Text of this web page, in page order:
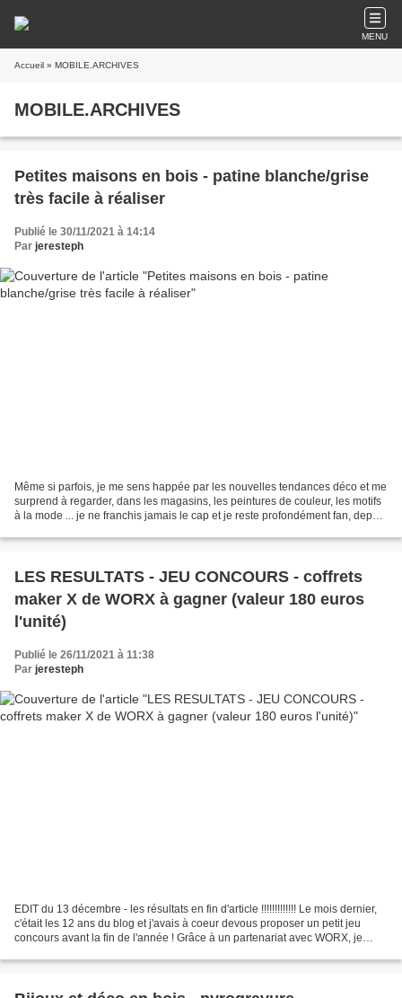
MENU
Accueil » MOBILE.ARCHIVES
MOBILE.ARCHIVES
Petites maisons en bois - patine blanche/grise
très facile à réaliser
Publié le 30/11/2021 à 14:14
Par jeresteph
Même si parfois, je me sens happée par les nouvelles tendances déco et me
surprend à regarder, dans les magasins, les peintures de couleur, les motifs
à la mode ... je ne franchis jamais le cap et je reste profondément fan, depuis
LES RESULTATS - JEU CONCOURS - coffrets
maker X de WORX à gagner (valeur 180 euros
l'unité)
Publié le 26/11/2021 à 11:38
Par jeresteph
EDIT du 13 décembre - les résultats en fin d'article !!!!!!!!!!!!! Le mois dernier,
c'était les 12 ans du blog et j'avais à coeur devous proposer un petit jeu
concours avant la fin de l'année ! Grâce à un partenariat avec WORX, je